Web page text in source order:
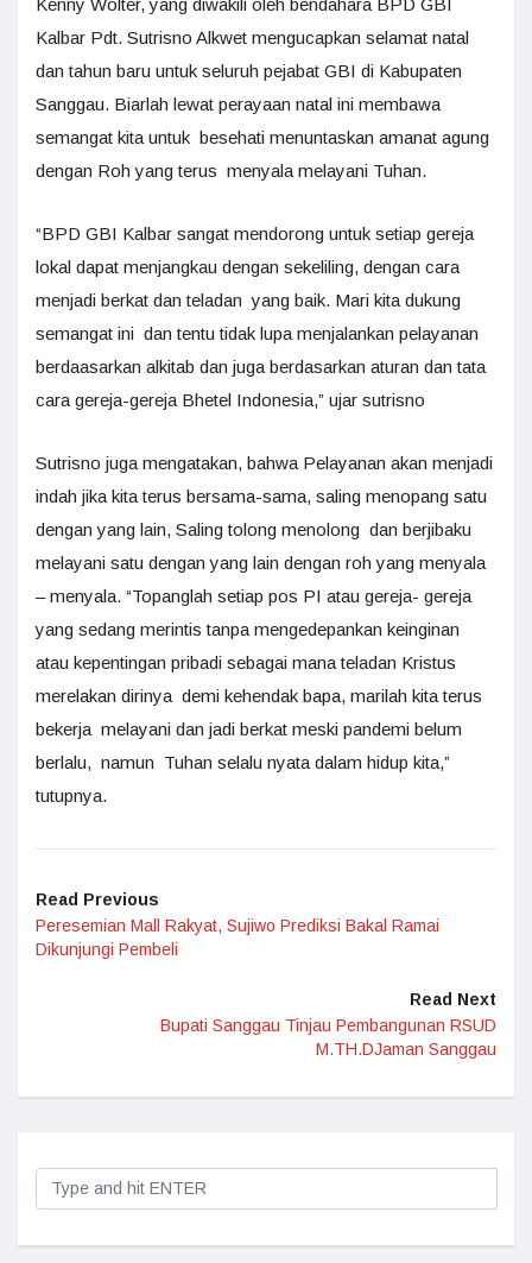
Kenny Wolter, yang diwakili oleh bendahara BPD GBI
Kalbar Pdt. Sutrisno Alkwet mengucapkan selamat natal
dan tahun baru untuk seluruh pejabat GBI di Kabupaten
Sanggau. Biarlah lewat perayaan natal ini membawa
semangat kita untuk besehati menuntaskan amanat agung
dengan Roh yang terus menyala melayani Tuhan.
“BPD GBI Kalbar sangat mendorong untuk setiap gereja
lokal dapat menjangkau dengan sekeliling, dengan cara
menjadi berkat dan teladan yang baik. Mari kita dukung
semangat ini dan tentu tidak lupa menjalankan pelayanan
berdaasarkan alkitab dan juga berdasarkan aturan dan tata
cara gereja-gereja Bhetel Indonesia,” ujar sutrisno
Sutrisno juga mengatakan, bahwa Pelayanan akan menjadi
indah jika kita terus bersama-sama, saling menopang satu
dengan yang lain, Saling tolong menolong dan berjibaku
melayani satu dengan yang lain dengan roh yang menyala
– menyala. “Topanglah setiap pos PI atau gereja- gereja
yang sedang merintis tanpa mengedepankan keinginan
atau kepentingan pribadi sebagai mana teladan Kristus
merelakan dirinya demi kehendak bapa, marilah kita terus
bekerja melayani dan jadi berkat meski pandemi belum
berlalu, namun Tuhan selalu nyata dalam hidup kita,”
tutupnya.
Read Previous
Peresemian Mall Rakyat, Sujiwo Prediksi Bakal Ramai
Dikunjungi Pembeli
Read Next
Bupati Sanggau Tinjau Pembangunan RSUD
M.TH.DJaman Sanggau